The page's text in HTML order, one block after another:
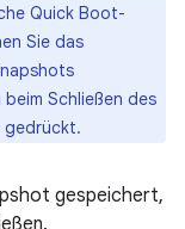
Quick Boot-
Sie das
Schließen des
gedrückt.
gespeichert,